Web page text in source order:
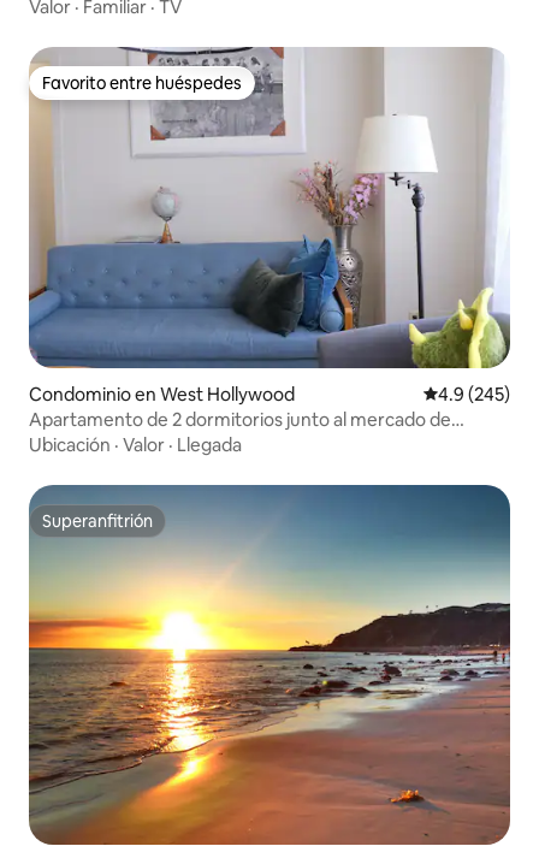
Valor · Familiar · TV
Favorito entre huéspedes
Favorito entre huéspedes
Condominio en West Hollywood Calificación
4.9 (245)
Apartamento de 2 dormitorios junto al mercado de
agricultores
Ubicación · Valor · Llegada
Superanfitrión
Superanfitrión